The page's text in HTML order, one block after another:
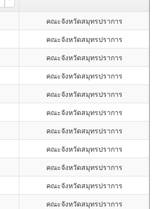
คณะจังหวัดสมุทรปราการ
คณะจังหวัดสมุทรปราการ
คณะจังหวัดสมุทรปราการ
คณะจังหวัดสมุทรปราการ
คณะจังหวัดสมุทรปราการ
คณะจังหวัดสมุทรปราการ
คณะจังหวัดสมุทรปราการ
คณะจังหวัดสมุทรปราการ
คณะจังหวัดสมุทรปราการ
คณะจังหวัดสมุทรปราการ
คณะจังหวัดสมุทรปราการ